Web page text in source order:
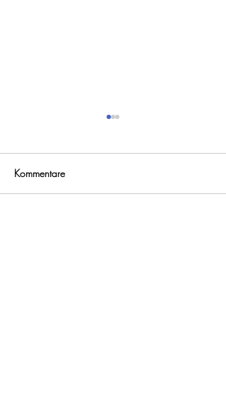
Kommentare